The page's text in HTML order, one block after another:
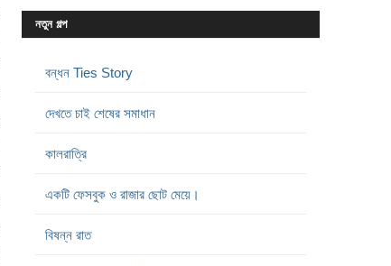
নতুন গল্প
বন্ধন Ties Story
দেখতে চাই শেষের সমাধান
কালরাত্রি
একটি ফেসবুক ও রাজার ছোট মেয়ে।
বিষন্ন রাত